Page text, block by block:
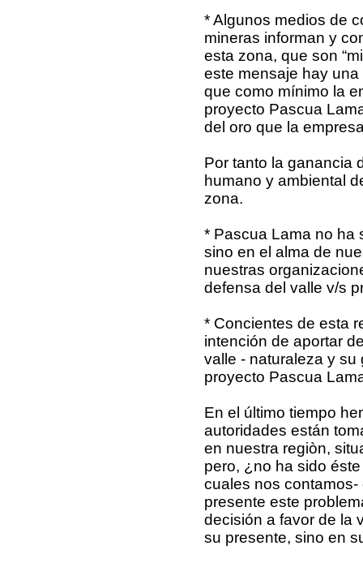
* Algunos medios de
mineras informan y
esta zona, que son
este mensaje hay
que como mínimo la
proyecto Pascua
del oro que la
Por tanto la ganancia
humano y ambiental
zona.
* Pascua Lama no ha
sino en el alma de
nuestras
defensa del valle v/s
* Concientes de esta
intención de aportar
valle - naturaleza y
proyecto Pascua
En el último tiempo
autoridades están
en nuestra regiòn,
pero, ¿no ha sido
cuales nos
presente este
decisión a favor de la
su presente, sino en